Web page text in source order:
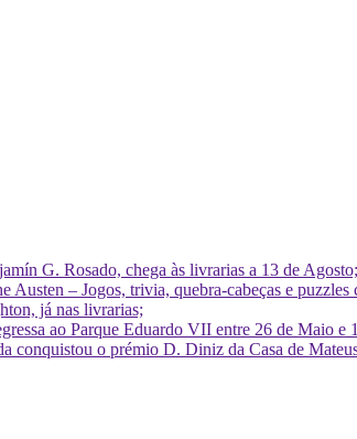
G. Rosado, chega às livrarias a 13 de Agosto;
Austen – Jogos, trivia, quebra-cabeças e
já nas livrarias;
ao Parque Eduardo VII entre 26 de Maio e
conquistou o prémio D. Diniz da Casa de